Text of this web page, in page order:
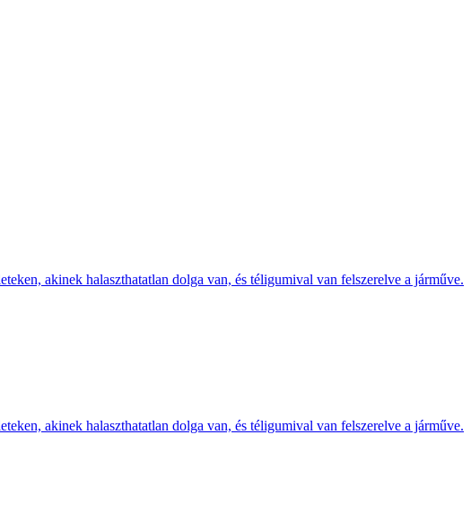
akinek halaszthatatlan dolga van, és téligumival van felszerelve a járműve.
akinek halaszthatatlan dolga van, és téligumival van felszerelve a járműve.